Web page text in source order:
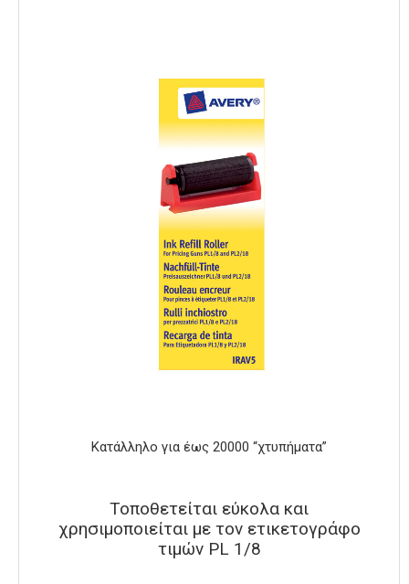
Κατάλληλο για έως 20000 “χτυπήματα”
Τοποθετείται εύκολα και
χρησιμοποιείται με τον ετικετογράφο
τιμών PL 1/8